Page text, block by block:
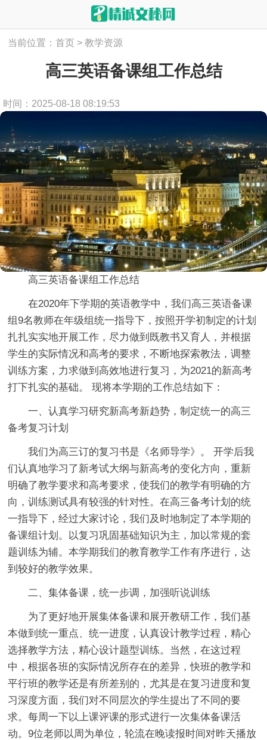
当前位置：首页 > 教学资源
高三英语备课组工作总结
时间：2025-08-18 08:19:53
高三英语备课组工作总结
在2020年下学期的英语教学中，我们高三英语备课
组9名教师在年级组统一指导下，按照开学初制定的计划
扎扎实实地开展工作，尽力做到既教书又育人，并根据
学生的实际情况和高考的要求，不断地探索教法，调整
训练方案，力求做到高效地进行复习，为2021的新高考
打下扎实的基础。 现将本学期的工作总结如下：
一、认真学习研究新高考新趋势，制定统一的高三
备考复习计划
我们为高三订的复习书是《名师导学》。 开学后我
们认真地学习了新考试大纲与新高考的变化方向，重新
明确了教学要求和高考要求，使我们的教学有明确的方
向，训练测试具有较强的针对性。在高三备考计划的统
一指导下，经过大家讨论，我们及时地制定了本学期的
备课组计划。以复习巩固基础知识为主，加以常规的套
题训练为辅。本学期我们的教育教学工作有序进行，达
到较好的教学效果。
二、集体备课，统一步调，加强听说训练
为了更好地开展集体备课和展开教研工作，我们基
本做到统一重点、统一进度，认真设计教学过程，精心
选择教学方法，精心设计题型训练。当然，在这过程
中，根据各班的实际情况所存在的差异，快班的教学和
平行班的教学还是有所差别的，尤其是在复习进度和复
习深度方面，我们对不同层次的学生提出了不同的要
求。每周一下以上课评课的形式进行一次集体备课活
动。9位老师以周为单位，轮流在晚读报时间对昨天播放